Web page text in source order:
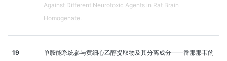
Against Different Neurotoxic Agents in Rat Brain
Homogenate.
19
单胺能系统参与黄细心乙醇提取物及其分离成分——番那那韦的